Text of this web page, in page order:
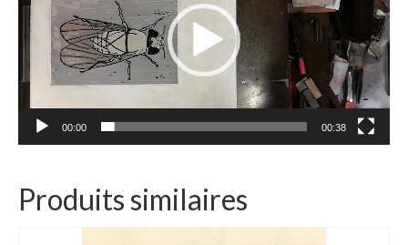
00:00 00:38
Produits similaires